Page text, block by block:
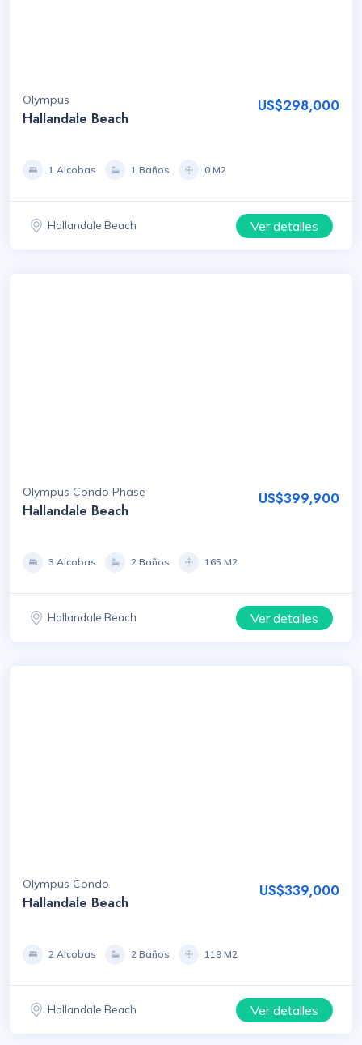
Olympus
Hallandale Beach
US$298,000
1 Alcobas 1 Baños 0 M2
Hallandale Beach Ver detalles
Olympus Condo Phase
Hallandale Beach
US$399,900
3 Alcobas 2 Baños 165 M2
Hallandale Beach Ver detalles
Olympus Condo
Hallandale Beach
US$339,000
2 Alcobas 2 Baños 119 M2
Hallandale Beach Ver detalles